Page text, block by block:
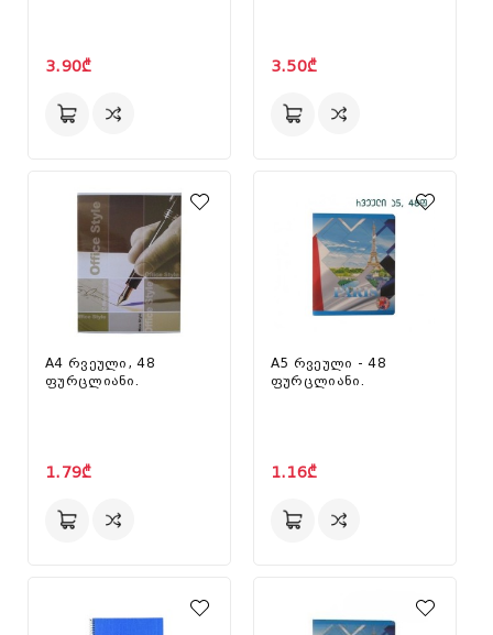
3.90₾ 3.50₾
A4 რვეული, 48
ფურცლიანი.
1.79₾
A5 რვეული - 48
ფურცლიანი.
1.16₾